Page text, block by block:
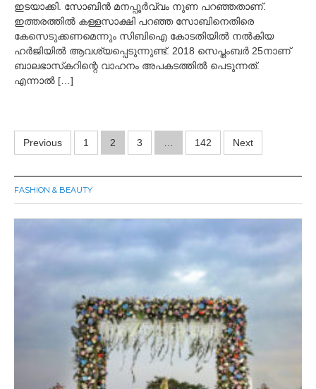
ഇടയാക്കി. സോബിന്‍ മനപ്പൂര്‍വ്വം നുണ പറഞ്ഞതാണ്.
ഇത്തരത്തില്‍ കള്ളസാക്ഷി പറഞ്ഞ സോബിനെതിരെ
കേസെടുക്കണമെന്നും സിബിഐ കോടതിയില്‍ നല്‍കിയ
ഹര്‍ജിയില്‍ ആവശ്യപ്പെടുന്നുണ്ട്. 2018 സെപ്തംബര്‍ 25നാണ്
ബാലഭാസ്‌കറിന്റെ വാഹനം അപകടത്തില്‍ പെടുന്നത്.
എന്നാല്‍ […]
Posts
navigation
Previous 1 2 3 142 Next
FASHION & BEAUTY